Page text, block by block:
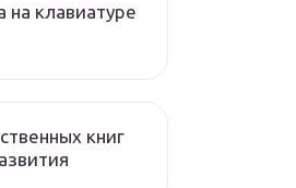
на клавиатуре
книг